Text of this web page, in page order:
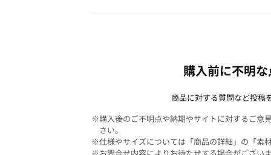
購入前に不明
商品に対する質問など投稿
※購入後のご不明点や納期やサイトに対するご意
さい。
※仕様やサイズについては「商品の詳細」の「素